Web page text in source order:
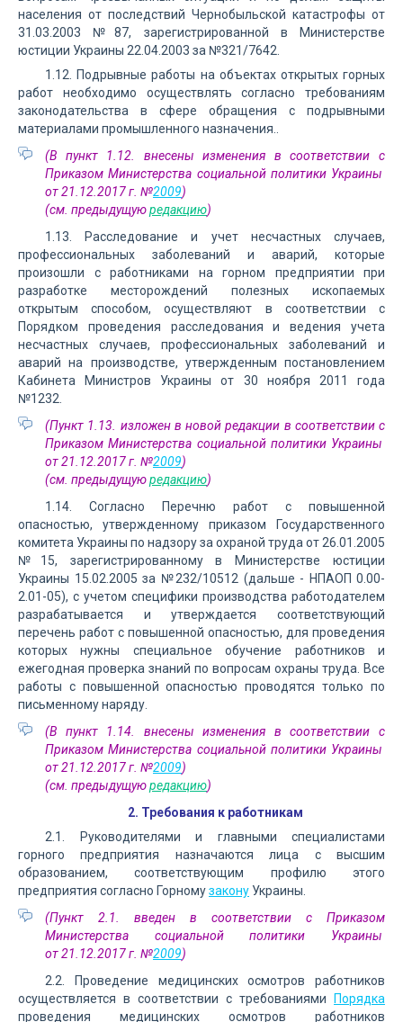
населения от последствий Чернобыльской катастрофы от
31.03.2003 №87, зарегистрированной в Министерстве
юстиции Украины 22.04.2003 за №321/7642.
1.12. Подрывные работы на объектах открытых горных
работ необходимо осуществлять согласно требованиям
законодательства в сфере обращения с подрывными
материалами промышленного назначения..
(В пункт 1.12. внесены изменения в соответствии с
Приказом Министерства социальной политики Украины
от 21.12.2017 г. №2009)
(см. предыдущуюредакцию)
1.13. Расследование и учет несчастных случаев,
профессиональных заболеваний и аварий, которые
произошли с работниками на горном предприятии при
разработке месторождений полезных ископаемых
открытым способом, осуществляют в соответствии с
Порядком проведения расследования и ведения учета
несчастных случаев, профессиональных заболеваний и
аварий на производстве, утвержденным постановлением
Кабинета Министров Украины от 30 ноября 2011 года
№1232.
(Пункт 1.13. изложен в новой редакции в соответствии с
Приказом Министерства социальной политики Украины
от 21.12.2017 г. №2009)
(см. предыдущуюредакцию)
1.14. Согласно Перечню работ с повышенной
опасностью, утвержденному приказом Государственного
комитета Украины по надзору за охраной труда от 26.01.2005
№15, зарегистрированному в Министерстве юстиции
Украины 15.02.2005 за №232/10512 (дальше - НПАОП 0.00-
2.01-05), с учетом специфики производства работодателем
разрабатывается и утверждается соответствующий
перечень работ с повышенной опасностью, для проведения
которых нужны специальное обучение работников и
ежегодная проверка знаний по вопросам охраны труда. Все
работы с повышенной опасностью проводятся только по
письменному наряду.
(В пункт 1.14. внесены изменения в соответствии с
Приказом Министерства социальной политики Украины
от 21.12.2017 г. №2009)
(см. предыдущуюредакцию)
2. Требования к работникам
2.1. Руководителями и главными специалистами
горного предприятия назначаются лица с высшим
образованием, соответствующим профилю этого
предприятия согласно Горномузакону Украины.
(Пункт 2.1. введен в соответствии с Приказом
Министерства социальной политики Украины
от 21.12.2017 г. №2009)
2.2. Проведение медицинских осмотров работников
осуществляется в соответствии с требованиями
Порядка
проведения медицинских осмотров работников